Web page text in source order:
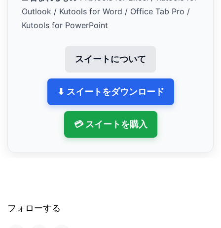
Outlook / Kutools for Word / Office Tab Pro /
Kutools for PowerPoint
スイートについて
⬇ スイートをダウンロード
💳 スイートを購入
フォローする